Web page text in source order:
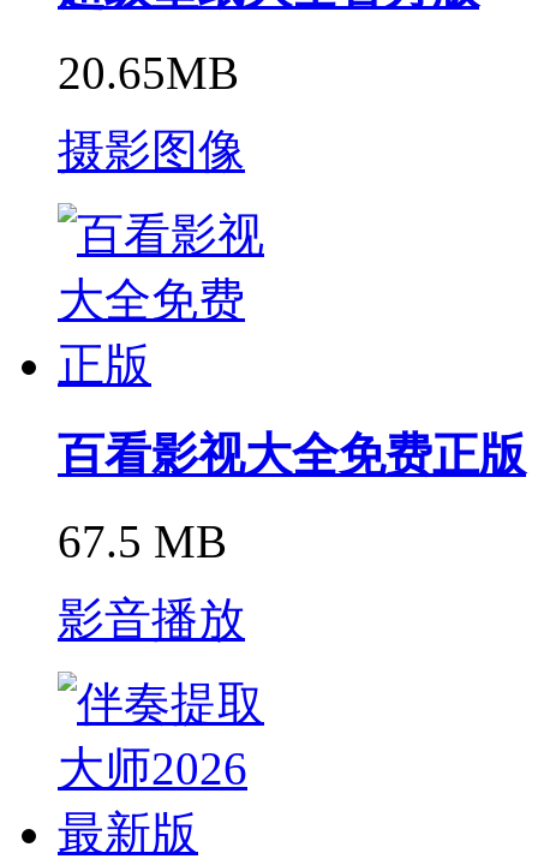
20.65MB
摄影图像
百看影视大全免费正版
67.5 MB
影音播放